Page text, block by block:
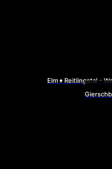
Elm ♦ Reitlingstal –